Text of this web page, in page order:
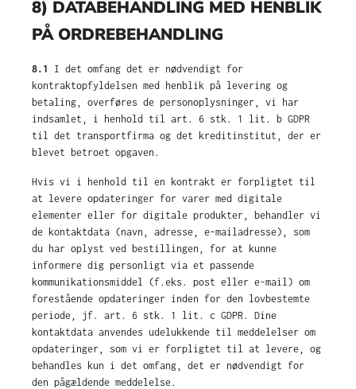
8) DATABEHANDLING MED HENBLIK
PÅ ORDREBEHANDLING
8.1
I det omfang det er nødvendigt for
kontraktopfyldelsen med henblik på levering og
betaling, overføres de personoplysninger, vi har
indsamlet, i henhold til art. 6 stk. 1 lit. b GDPR
til det transportfirma og det kreditinstitut, der er
blevet betroet opgaven.
Hvis vi i henhold til en kontrakt er forpligtet til
at levere opdateringer for varer med digitale
elementer eller for digitale produkter, behandler vi
de kontaktdata (navn, adresse, e-mailadresse), som
du har oplyst ved bestillingen, for at kunne
informere dig personligt via et passende
kommunikationsmiddel (f.eks. post eller e-mail) om
forestående opdateringer inden for den lovbestemte
periode, jf. art. 6 stk. 1 lit. c GDPR. Dine
kontaktdata anvendes udelukkende til meddelelser om
opdateringer, som vi er forpligtet til at levere, og
behandles kun i det omfang, det er nødvendigt for
den pågældende meddelelse.